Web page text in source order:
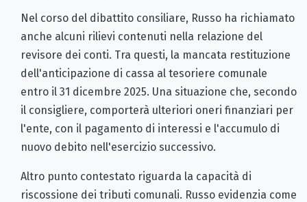
Nel corso del dibattito consiliare, Russo ha richiamato
anche alcuni rilievi contenuti nella relazione del
revisore dei conti. Tra questi, la mancata restituzione
dell'anticipazione di cassa al tesoriere comunale
entro il 31 dicembre 2025. Una situazione che, secondo
il consigliere, comporterà ulteriori oneri finanziari per
l'ente, con il pagamento di interessi e l'accumulo di
nuovo debito nell'esercizio successivo.
Altro punto contestato riguarda la capacità di
riscossione dei tributi comunali. Russo evidenzia come